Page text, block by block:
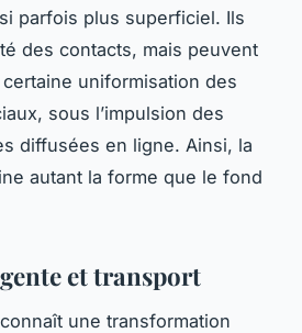
parfois plus superficiel. Ils
des contacts, mais peuvent
uniformisation des
sous l’impulsion des
diffusées en ligne. Ainsi, la
autant la forme que le fond
et transport
une transformation